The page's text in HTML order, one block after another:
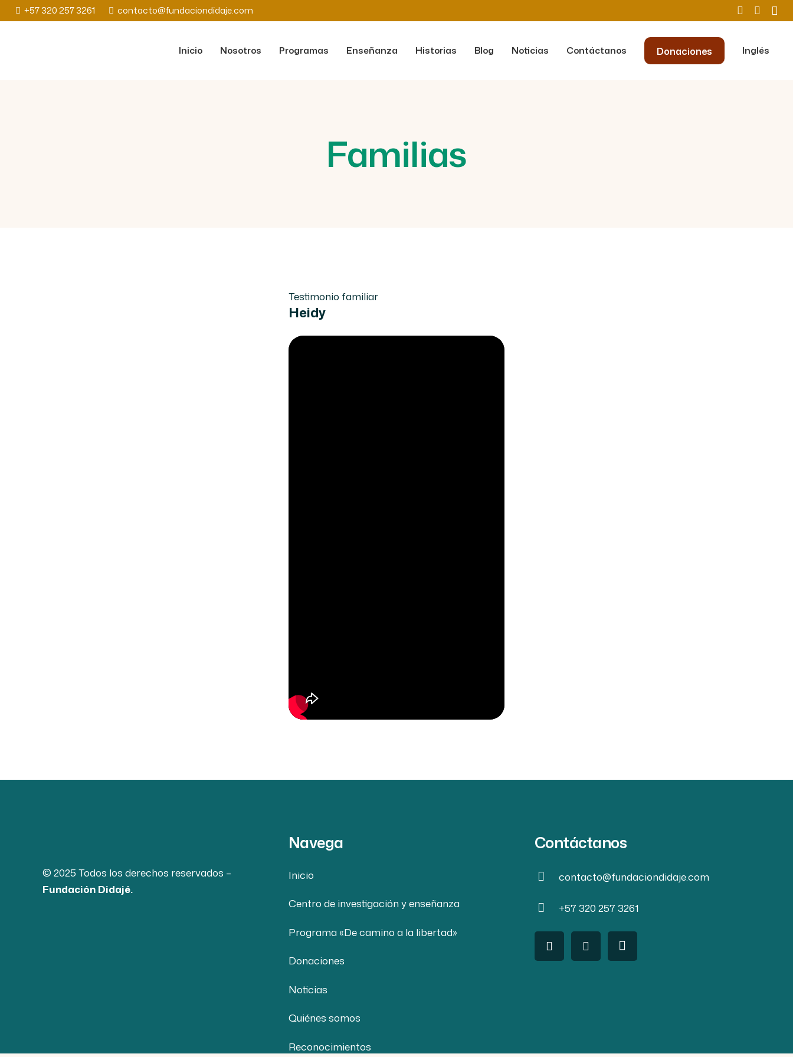
+57 320 257 3261 contacto@fundaciondidaje.com
Inicio Nosotros Programas Enseñanza Historias Blog Noticias Contáctanos Donaciones Inglés
Familias
Testimonio familiar
Heidy
© 2025 Todos los derechos reservados –
Fundación Didajé.
Navega
Inicio
Centro de investigación y enseñanza
Programa «De camino a la libertad»
Donaciones
Noticias
Quiénes somos
Reconocimientos
Contáctanos
contacto@fundaciondidaje.com
+57 320 257 3261